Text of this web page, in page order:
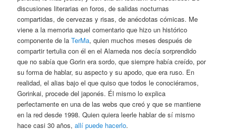
discusiones literarias en foros, de salidas nocturnas
compartidas, de cervezas y risas, de anécdotas cómicas. Me
viene a la memoria aquel comentario que hizo un histórico
componente de laTerMa, quien muchos meses después de
compartir tertulia con él en el Alameda nos decía sorprendido
que no sabía que Gorin era sordo, que siempre había creído, por
su forma de hablar, su aspecto y su apodo, que era ruso. En
realidad, el alias bajo el que quiso que todos le conociéramos,
Gorinkai, procede del japonés. Él mismo lo explica
perfectamente en una de las webs que creó y que se mantiene
en la red desde 1998. Quien quiera leerle hablar de sí mismo
hace casi 30 años,allí puede hacerlo.